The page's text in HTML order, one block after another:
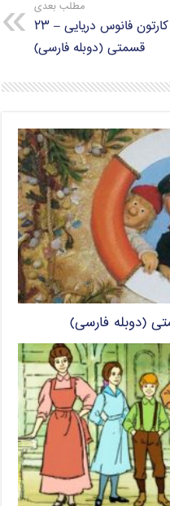
مطلب بعدی
کارتون فانوس دریایی – ۲۳
قسمتی (دوبله فارسی)